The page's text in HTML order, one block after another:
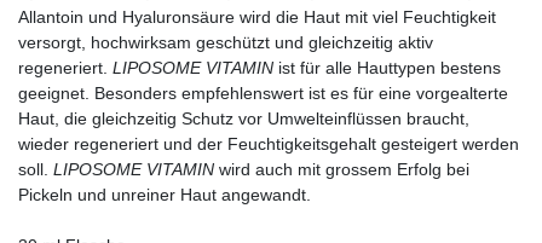
Allantoin und Hyaluronsäure wird die Haut mit viel Feuchtigkeit
versorgt, hochwirksam geschützt und gleichzeitig aktiv
regeneriert. LIPOSOME VITAMIN ist für alle Hauttypen bestens
geeignet. Besonders empfehlenswert ist es für eine vorgealterte
Haut, die gleichzeitig Schutz vor Umwelteinflüssen braucht,
wieder regeneriert und der Feuchtigkeitsgehalt gesteigert werden
soll. LIPOSOME VITAMIN wird auch mit grossem Erfolg bei
Pickeln und unreiner Haut angewandt.